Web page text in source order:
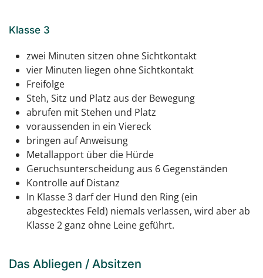
Klasse 3
zwei Minuten sitzen ohne Sichtkontakt
vier Minuten liegen ohne Sichtkontakt
Freifolge
Steh, Sitz und Platz aus der Bewegung
abrufen mit Stehen und Platz
voraussenden in ein Viereck
bringen auf Anweisung
Metallapport über die Hürde
Geruchsunterscheidung aus 6 Gegenständen
Kontrolle auf Distanz
In Klasse 3 darf der Hund den Ring (ein
abgestecktes Feld) niemals verlassen, wird aber ab
Klasse 2 ganz ohne Leine geführt.
Das Abliegen / Absitzen